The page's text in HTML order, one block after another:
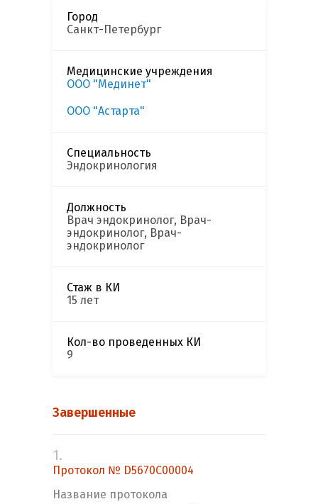
Город
Санкт-Петербург
Медицинские учреждения
ООО "Мединет"
ООО "Астарта"
Специальность
Эндокринология
Должность
Врач эндокринолог, Врач-
эндокринолог, Врач-
эндокринолог
Стаж в КИ
15 лет
Кол-во проведенных КИ
9
Завершенные
1.
Протокол № D5670C00004
Название протокола